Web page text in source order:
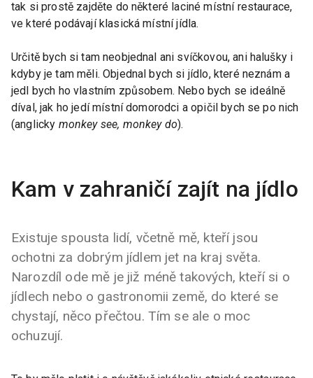
tak si prostě zajděte do některé laciné místní restaurace,
ve které podávají klasická místní jídla.
Určitě bych si tam neobjednal ani svíčkovou, ani halušky i
kdyby je tam měli. Objednal bych si jídlo, které neznám a
jedl bych ho vlastním způsobem. Nebo bych se ideálně
díval, jak ho jedí místní domorodci a opičil bych se po nich
(anglicky monkey see, monkey do).
Kam v zahraničí zajít na jídlo
Existuje spousta lidí, včetně mě, kteří jsou
ochotni za dobrým jídlem jet na kraj světa.
Narozdíl ode mě je již méně takových, kteří si o
jídlech nebo o gastronomii země, do které se
chystají, něco přečtou. Tím se ale o moc
ochuzují.